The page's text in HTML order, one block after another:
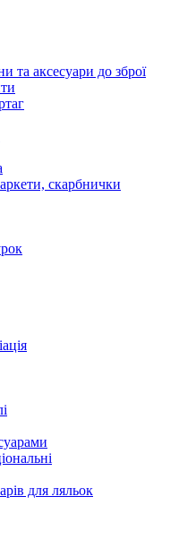
та аксесуари до зброї
скарбнички
для ляльок